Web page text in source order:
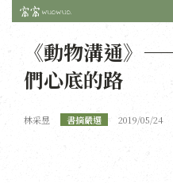
《動物溝通》
們心底的路
林采昱 書摘嚴選 2019/05/24